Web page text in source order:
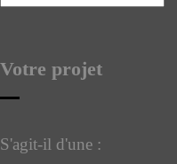
Votre projet
S'agit-il d'une :